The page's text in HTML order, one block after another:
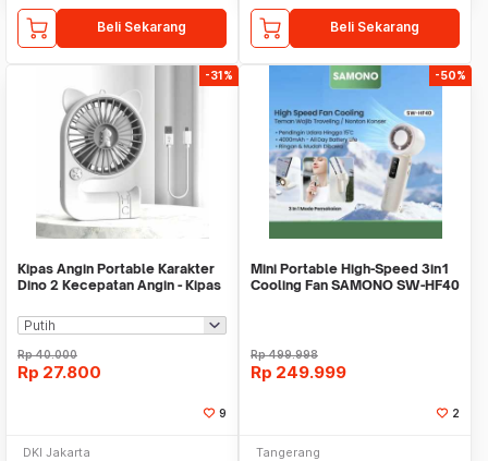
Beli Sekarang Beli Sekarang
-31%
Kipas Angin Portable Karakter
Dino 2 Kecepatan Angin - Kipas
Rp40.000
Rp 27.800
9
DKI Jakarta
-50%
Mini Portable High-Speed 3in1
Cooling Fan SAMONO SW-HF40
Rp499.998
Rp 249.999
2
Tangerang